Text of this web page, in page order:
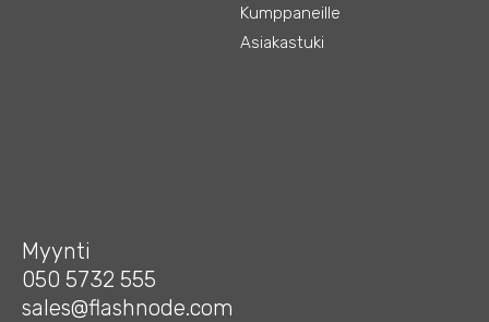
Kumppaneille
Asiakastuki
Myynti
050 5732 555
sales@flashnode.com